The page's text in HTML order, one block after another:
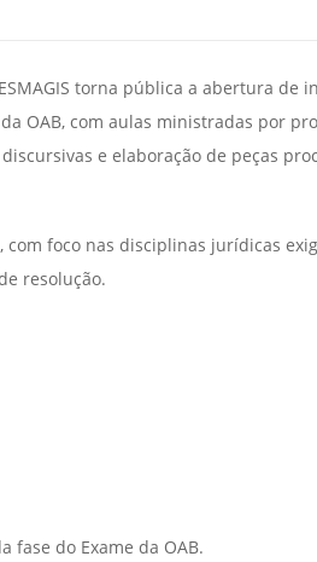
ESMAGIS torna pública a abertura de
OAB, com aulas ministradas por
e elaboração de peças
foco nas disciplinas jurídicas
resolução.
fase do Exame da OAB.